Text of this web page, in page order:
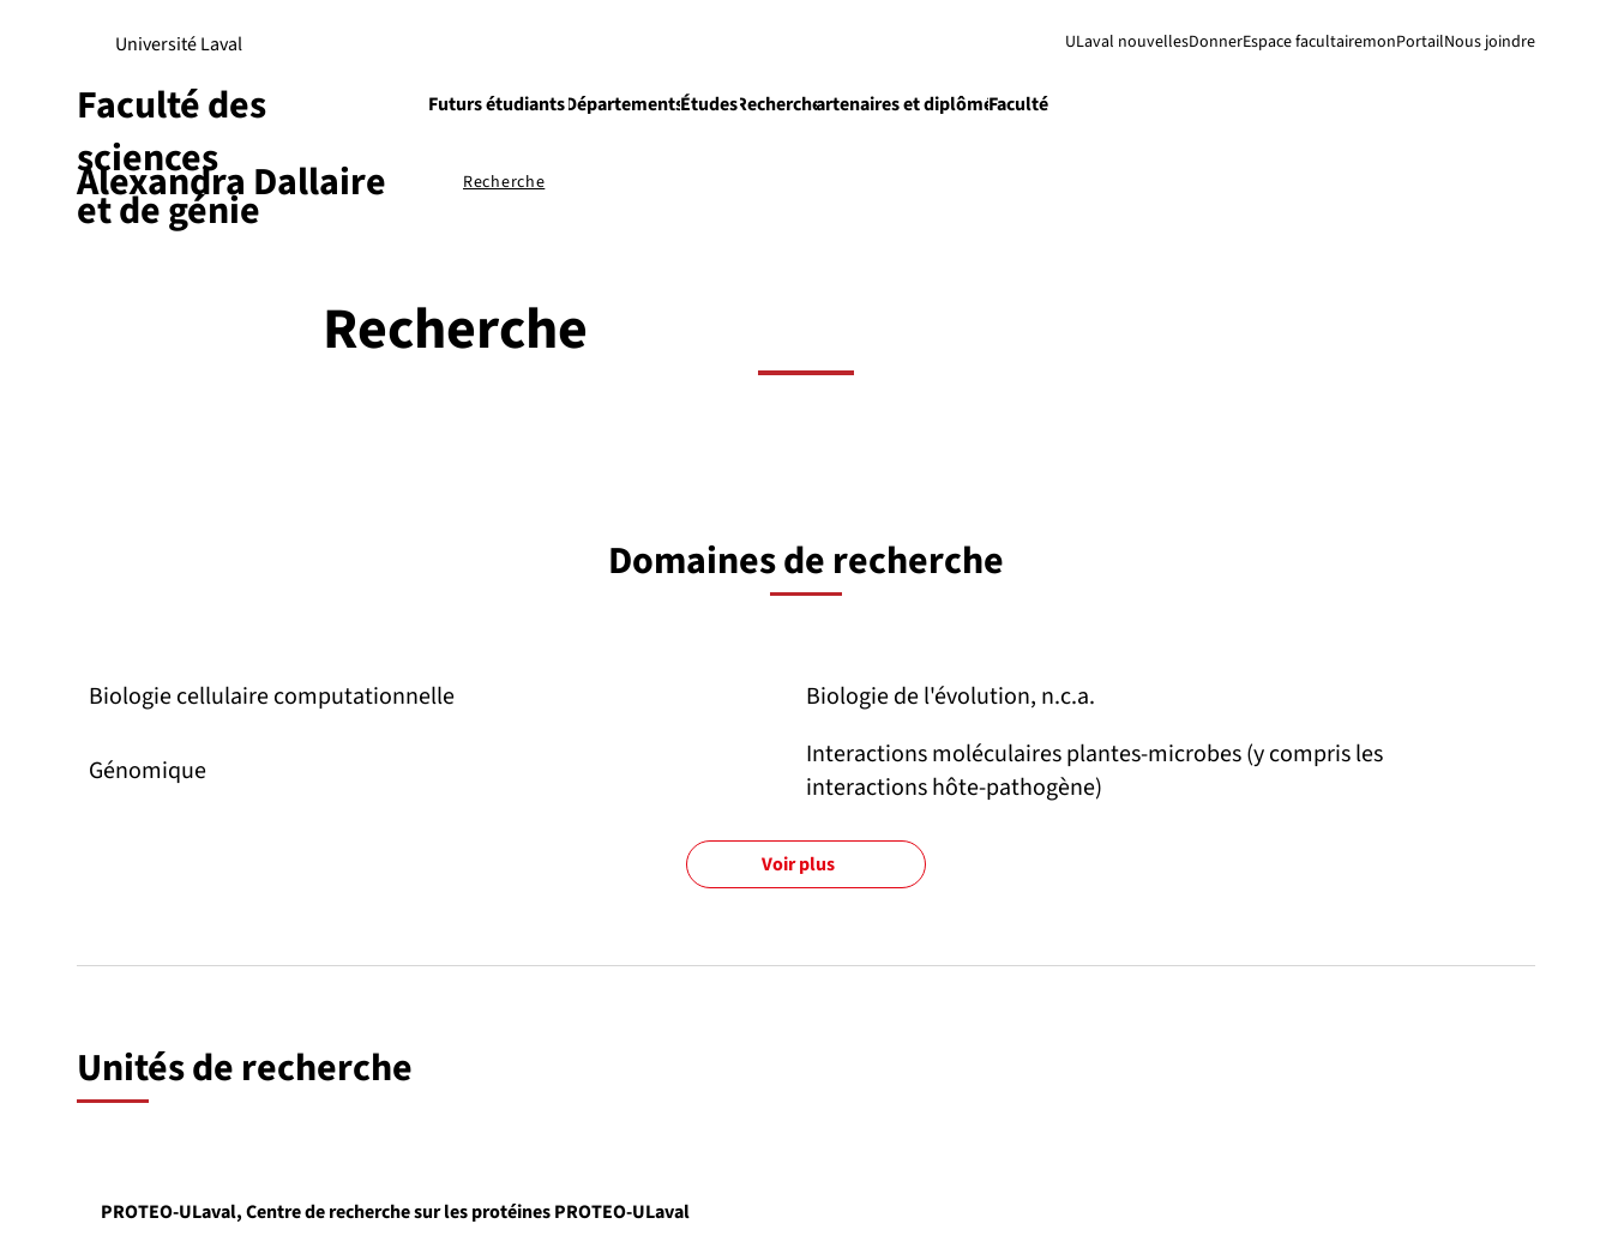
Recherche
Alexandra Dallaire
Université Laval ULaval nouvellesDonnerEspace facultairemonPortailNous joindre
Futurs étudiantsDépartementsÉtudesRecherchePartenaires et diplômésFaculté
Faculté des
sciences
et de génie
Recherche
Domaines de recherche
Biologie cellulaire computationnelle Biologie de l'évolution, n.c.a.
Génomique
Interactions moléculaires plantes-microbes (y compris les
interactions hôte-pathogène)
Voir plus
Unités de recherche
PROTEO-ULaval, Centre de recherche sur les protéines PROTEO-ULaval